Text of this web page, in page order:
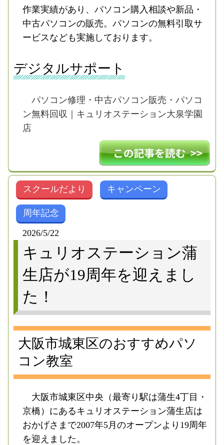
作業実績があり、パソコン購入相談や新品・
中古パソコンの販売。パソコンの無料引取サ
ービスなども実施しております。
デジタルサポート
パソコン修理・中古パソコン販売・パソコ
ン無料回収｜キュリオステーション大泉学園
店
スクールだより キャンペーン
周年記念
2026/5/22
キュリオステーション蒲
生店が19周年を迎えまし
た！
大阪市城東区のおすすめパソ
コン教室
大阪市城東区中央（最寄り駅は蒲生4丁目・
京橋）にあるキュリオステーション蒲生店は
おかげさまで2007年5月のオープンより19周年
を迎えました。